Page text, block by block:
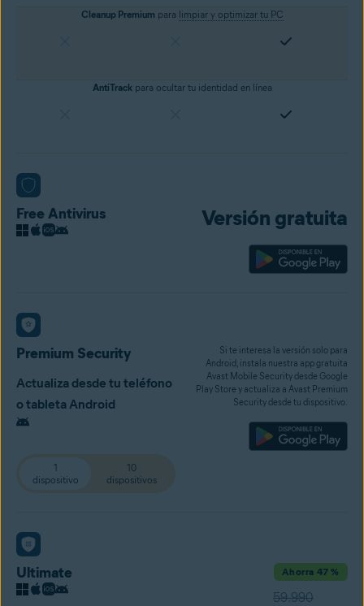
Cleanup Premium para limpiar y optimizar tu PC
AntiTrackpara ocultar tu identidad en línea
Free Antivirus Versión gratuita
Premium Security
Actualiza desde tu teléfono
o tableta Android
1
dispositivo
10
dispositivos
Si te interesa la versión solo para
Android, instala nuestra app gratuita
Avast Mobile Security desde Google
Play Store y actualiza a Avast Premium
Security desde tu dispositivo.
Ultimate Ahorra 47 %
59.990